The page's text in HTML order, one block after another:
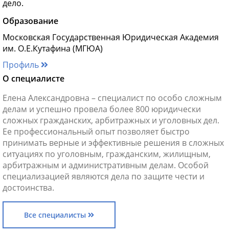
дело.
Образование
Московская Государственная Юридическая Академия
им. О.Е.Кутафина (МГЮА)
Профиль
О специалисте
Елена Александровна – специалист по особо сложным
делам и успешно провела более 800 юридически
сложных гражданских, арбитражных и уголовных дел.
Ее профессиональный опыт позволяет быстро
принимать верные и эффективные решения в сложных
ситуациях по уголовным, гражданским, жилищным,
арбитражным и административным делам. Особой
специализацией являются дела по защите чести и
достоинства.
Все специалисты